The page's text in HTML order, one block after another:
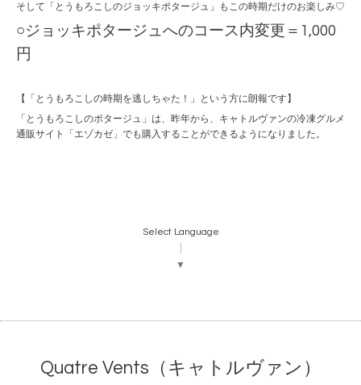
そして「とうもろこしのジョッキポタージュ」もこの時期だけのお楽しみ♡
○ジョッキポタージュへのコース内変更＝1,000
円
【「とうもろこしの時期を逃しちゃた！」という方に朗報です】
「とうもろこしのポタージュ」は、昨年から、キャトルヴァンの冷凍グルメ
通販サイト「エゾカゼ」でも購入することができるようになりました。
Select Language
▼
Quatre Vents（キャトルヴァン）